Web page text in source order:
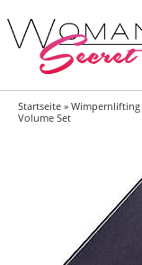
Startseite »Wimpernlifting
Volume Set